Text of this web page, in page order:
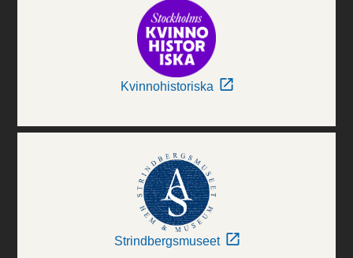
Kvinnohistoriska
Strindbergsmuseet